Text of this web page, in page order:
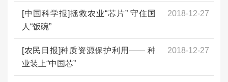
[中国科学报]拯救农业“芯片” 守住国
人“饭碗”
2018-12-27
[农民日报]种质资源保护利用—— 种
业装上“中国芯”
2018-12-27